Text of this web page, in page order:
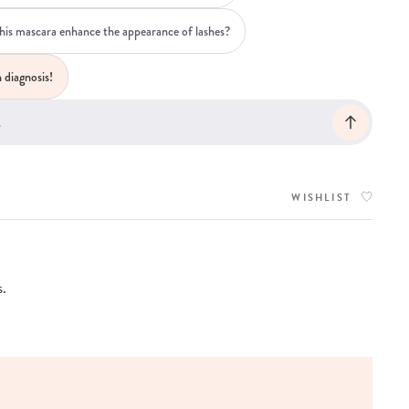
mascara enhance the appearance of lashes?
WISHLIST